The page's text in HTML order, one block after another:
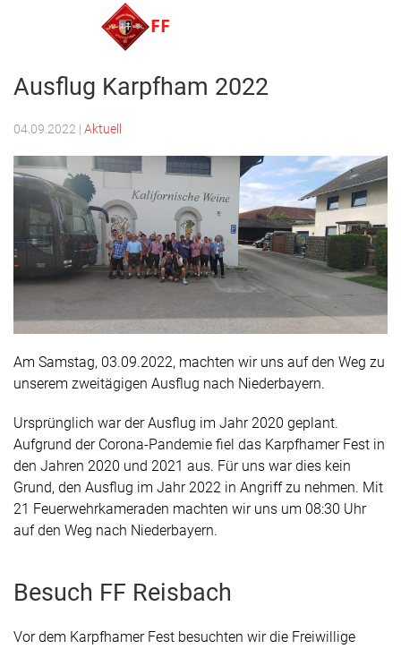
FF Steinheim e.V.
Ausflug Karpfham 2022
04.09.2022 | Aktuell
Am Samstag, 03.09.2022, machten wir uns auf den Weg zu
unserem zweitägigen Ausflug nach Niederbayern.
Ursprünglich war der Ausflug im Jahr 2020 geplant.
Aufgrund der Corona-Pandemie fiel das Karpfhamer Fest in
den Jahren 2020 und 2021 aus. Für uns war dies kein
Grund, den Ausflug im Jahr 2022 in Angriff zu nehmen. Mit
21 Feuerwehrkameraden machten wir uns um 08:30 Uhr
auf den Weg nach Niederbayern.
Besuch FF Reisbach
Vor dem Karpfhamer Fest besuchten wir die Freiwillige